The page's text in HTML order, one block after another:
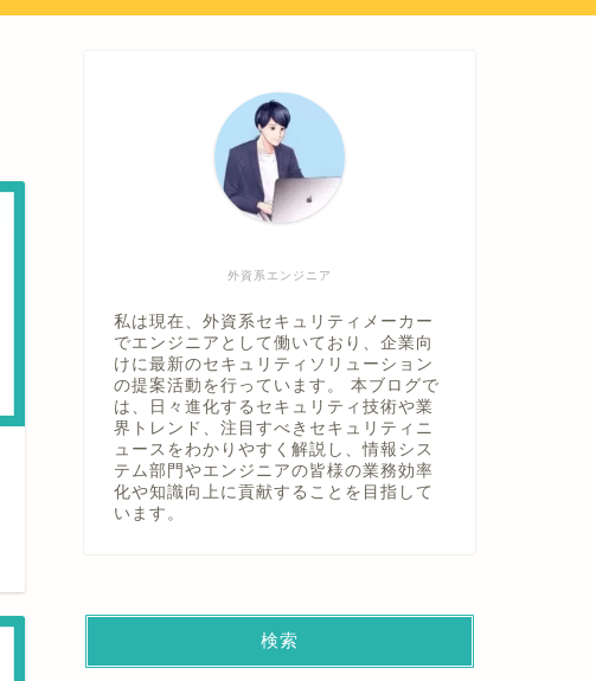
外資系エンジニア
私は現在、外資系セキュリティメーカー
でエンジニアとして働いており、企業向
けに最新のセキュリティソリューション
の提案活動を行っています。 本ブログで
は、日々進化するセキュリティ技術や業
界トレンド、注目すべきセキュリティニ
ュースをわかりやすく解説し、情報シス
テム部門やエンジニアの皆様の業務効率
化や知識向上に貢献することを目指して
います。
検索